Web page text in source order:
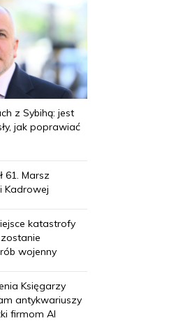
z Sybihą: jest
jak poprawiać
61. Marsz
Kadrowej
katastrofy
wojenny
Księgarzy
antykwariuszy
firmom AI